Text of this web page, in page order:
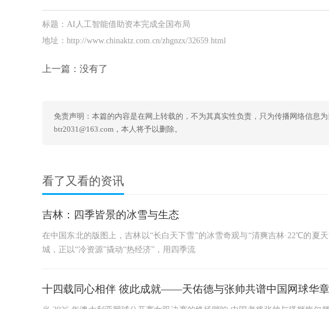
标题：AI人工智能借助资本完成全国布局
地址：http://www.chinaktz.com.cn/zhgnzx/32659.html
上一篇：没有了
免责声明：本篇的内容是在网上转载的，不为其真实性负责，只为传播网络信息
btr2031@163.com，本人将予以删除。
看了又看的资讯
吉林：四季皆景的冰雪与生态
在中国东北的版图上，吉林以“长白天下雪”的冰雪奇观与“清爽吉林·22℃的夏
城，正以“冷资源”撬动“热经济”，用四季流
十四载同心相伴 彼此成就——天佑德与张帅共谱中国网球华章